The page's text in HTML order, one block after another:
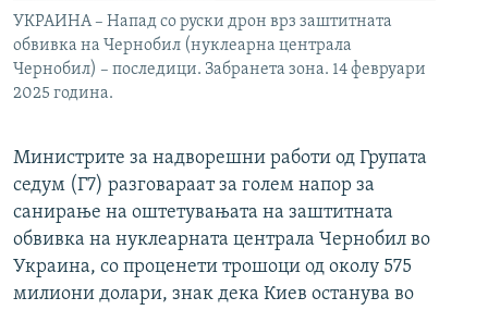
УКРАИНА – Напад со руски дрон врз заштитната
обвивка на Чернобил (нуклеарна централа
Чернобил) – последици. Забранета зона. 14 февруари
2025 година.
Министрите за надворешни работи од Групата
седум (Г7) разговараат за голем напор за
санирање на оштетувањата на заштитната
обвивка на нуклеарната централа Чернобил во
Украина, со проценети трошоци од околу 575
милиони долари, знак дека Киев останува во